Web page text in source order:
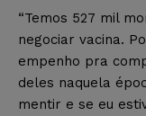
“Temos 527 mil
negociar vacina.
empenho pra
deles naquela
mentir e se eu